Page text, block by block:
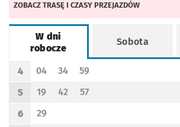
ZOBACZ TRASĘ I CZASY PRZEJAZDÓW
W dni
robocze
Sobota
Rozkład jazdy -
W dni robocze
Godzina odjazdu
4
Odjazd
04
minut po godzinie 4
Odjazd
34
minut po godzinie 4
Odjazd
59
minut po godzinie 4
Godzina odjazdu
5
Odjazd
19
minut po godzinie 5
Odjazd
42
minut po godzinie 5
Odjazd
57
minut po godzinie 5
Godzina odjazdu
6
Odjazd
29
minut po godzinie 6